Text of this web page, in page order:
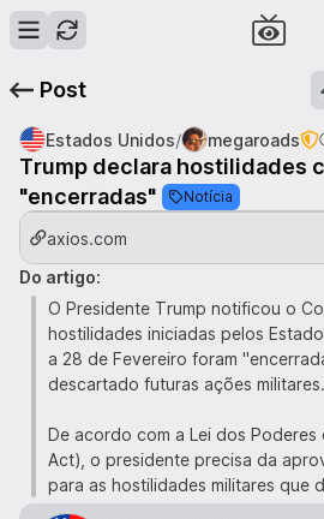
Post
Estados Unidos/ megaroads
Trump declara hostilidades
"encerradas"
Notícia
axios.com
Do artigo:
O Presidente Trump notificou o
hostilidades iniciadas pelos
a 28 de Fevereiro foram
descartado futuras ações militares.
De acordo com a Lei dos Poderes
Act), o presidente precisa da
para as hostilidades militares que